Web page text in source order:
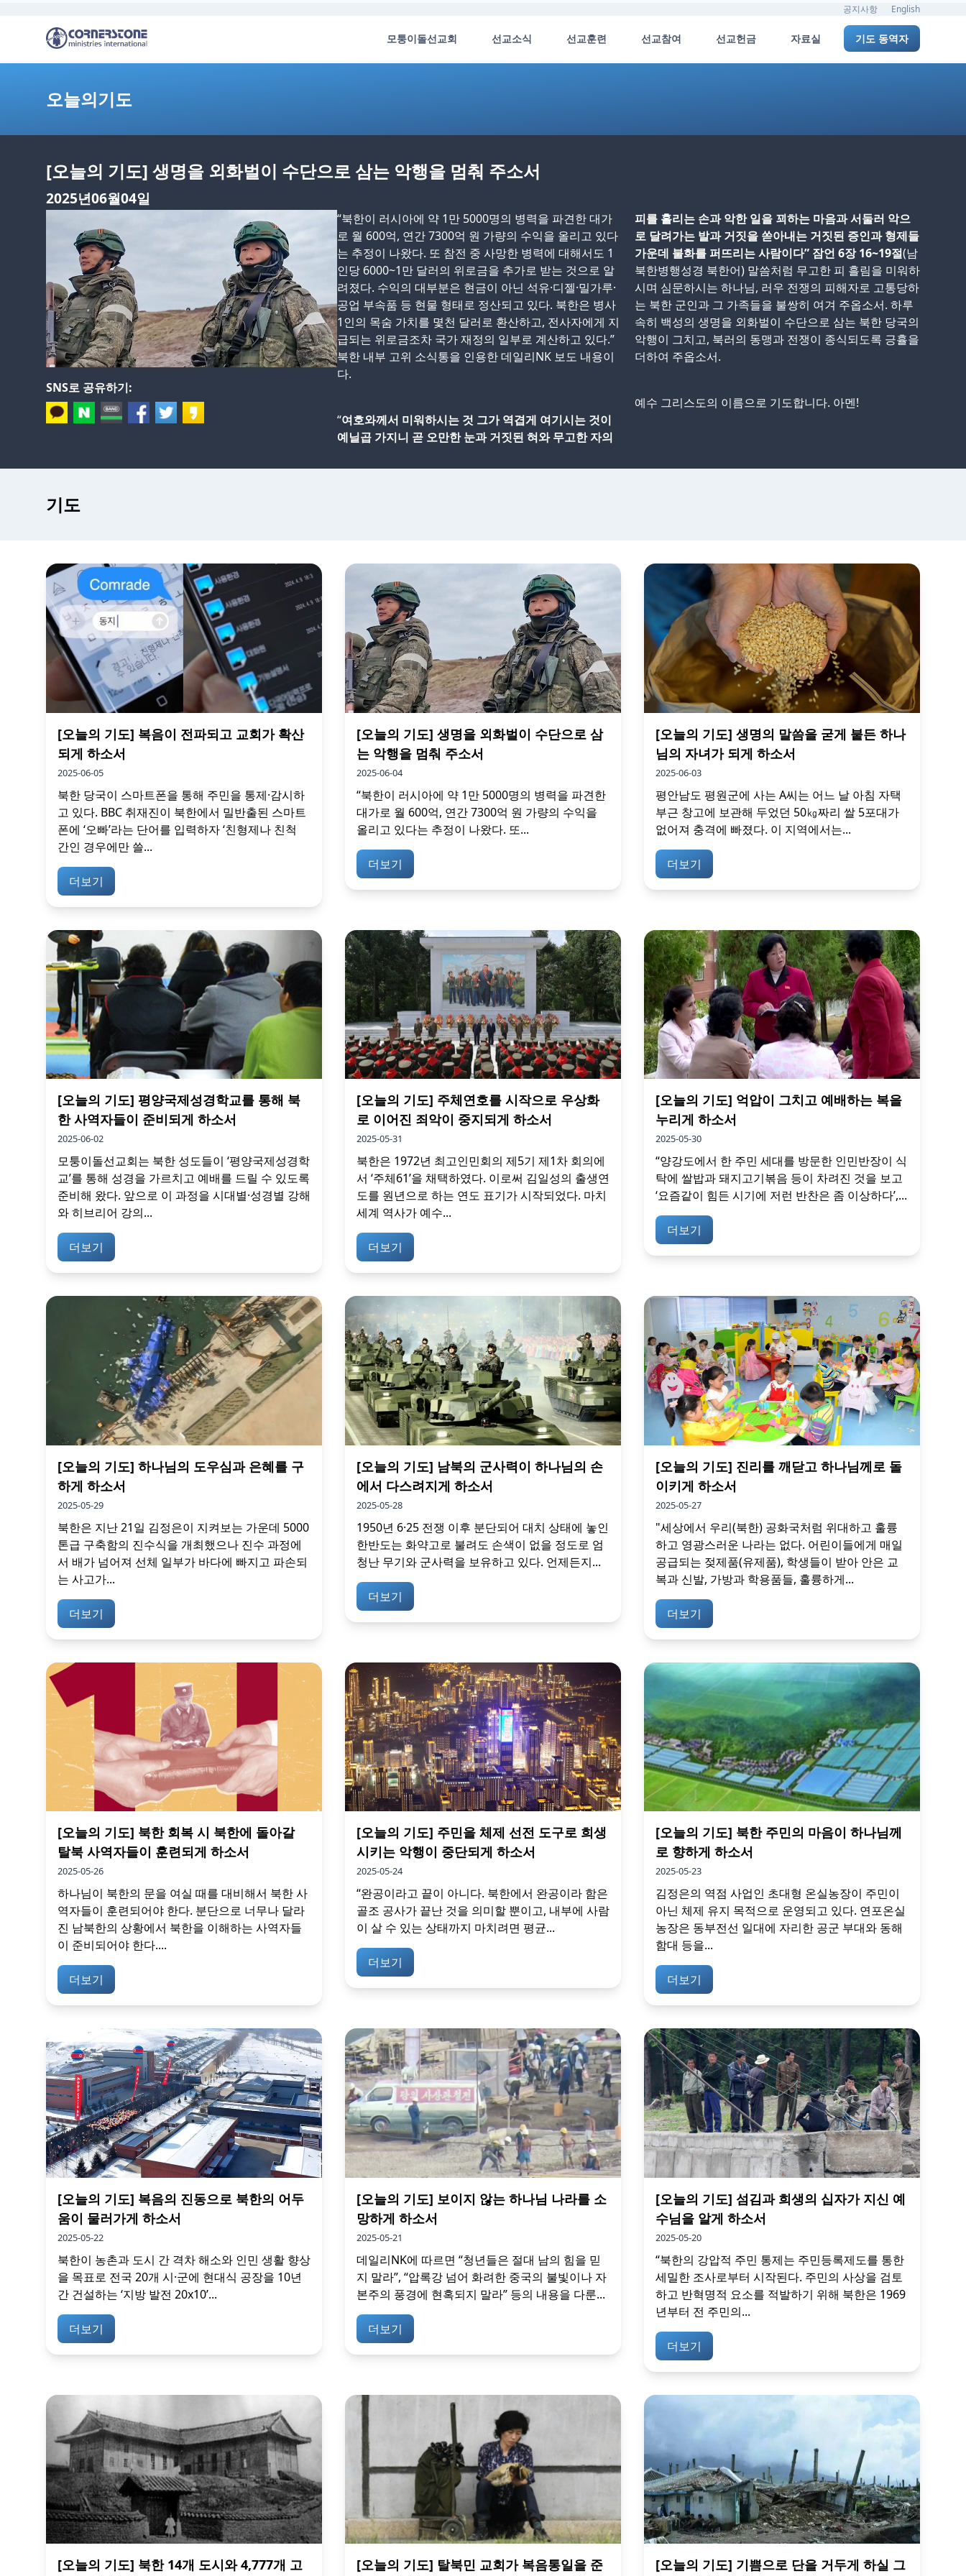
공지사항 English
모퉁이돌선교회 선교소식 선교훈련 선교참여 선교헌금 자료실 기도 동역자
오늘의기도
[오늘의 기도] 생명을 외화벌이 수단으로 삼는 악행을 멈춰 주소서
2025년06월04일
SNS로 공유하기:
“북한이 러시아에 약 1만 5000명의 병력을 파견한 대가
로 월 600억, 연간 7300억 원 가량의 수익을 올리고 있다
는 추정이 나왔다. 또 참전 중 사망한 병력에 대해서도 1
인당 6000~1만 달러의 위로금을 추가로 받는 것으로 알
려졌다. 수익의 대부분은 현금이 아닌 석유·디젤·밀가루·
공업 부속품 등 현물 형태로 정산되고 있다. 북한은 병사
1인의 목숨 가치를 몇천 달러로 환산하고, 전사자에게 지
급되는 위로금조차 국가 재정의 일부로 계산하고 있다.”
북한 내부 고위 소식통을 인용한 데일리NK 보도 내용이
다.
“여호와께서 미워하시는 것 그가 역겹게 여기시는 것이
예닐곱 가지니 곧 오만한 눈과 거짓된 혀와 무고한 자의
피를 흘리는 손과 악한 일을 꾀하는 마음과 서둘러 악으
로 달려가는 발과 거짓을 쏟아내는 거짓된 증인과 형제들
가운데 불화를 퍼뜨리는 사람이다” 잠언 6장 16~19절(남
북한병행성경 북한어) 말씀처럼 무고한 피 흘림을 미워하
시며 심문하시는 하나님, 러우 전쟁의 피해자로 고통당하
는 북한 군인과 그 가족들을 불쌍히 여겨 주옵소서. 하루
속히 백성의 생명을 외화벌이 수단으로 삼는 북한 당국의
악행이 그치고, 북러의 동맹과 전쟁이 종식되도록 긍휼을
더하여 주옵소서.
예수 그리스도의 이름으로 기도합니다. 아멘!
기도
[오늘의 기도] 복음이 전파되고 교회가 확산
되게 하소서
2025-06-05
북한 당국이 스마트폰을 통해 주민을 통제·감시하
고 있다. BBC 취재진이 북한에서 밀반출된 스마트
폰에 ‘오빠’라는 단어를 입력하자 ‘친형제나 친척
간인 경우에만 쓸...
더보기
[오늘의 기도] 생명을 외화벌이 수단으로 삼
는 악행을 멈춰 주소서
2025-06-04
“북한이 러시아에 약 1만 5000명의 병력을 파견한
대가로 월 600억, 연간 7300억 원 가량의 수익을
올리고 있다는 추정이 나왔다. 또...
더보기
[오늘의 기도] 생명의 말씀을 굳게 붙든 하나
님의 자녀가 되게 하소서
2025-06-03
평안남도 평원군에 사는 A씨는 어느 날 아침 자택
부근 창고에 보관해 두었던 50㎏짜리 쌀 5포대가
없어져 충격에 빠졌다. 이 지역에서는...
더보기
[오늘의 기도] 평양국제성경학교를 통해 북
한 사역자들이 준비되게 하소서
2025-06-02
모퉁이돌선교회는 북한 성도들이 ‘평양국제성경학
교’를 통해 성경을 가르치고 예배를 드릴 수 있도록
준비해 왔다. 앞으로 이 과정을 시대별·성경별 강해
와 히브리어 강의...
더보기
[오늘의 기도] 주체연호를 시작으로 우상화
로 이어진 죄악이 중지되게 하소서
2025-05-31
북한은 1972년 최고인민회의 제5기 제1차 회의에
서 ‘주체61’을 채택하였다. 이로써 김일성의 출생연
도를 원년으로 하는 연도 표기가 시작되었다. 마치
세계 역사가 예수...
더보기
[오늘의 기도] 억압이 그치고 예배하는 복을
누리게 하소서
2025-05-30
“양강도에서 한 주민 세대를 방문한 인민반장이 식
탁에 쌀밥과 돼지고기볶음 등이 차려진 것을 보고
‘요즘같이 힘든 시기에 저런 반찬은 좀 이상하다’,...
더보기
[오늘의 기도] 하나님의 도우심과 은혜를 구
하게 하소서
2025-05-29
북한은 지난 21일 김정은이 지켜보는 가운데 5000
톤급 구축함의 진수식을 개최했으나 진수 과정에
서 배가 넘어져 선체 일부가 바다에 빠지고 파손되
는 사고가...
더보기
[오늘의 기도] 남북의 군사력이 하나님의 손
에서 다스려지게 하소서
2025-05-28
1950년 6·25 전쟁 이후 분단되어 대치 상태에 놓인
한반도는 화약고로 불려도 손색이 없을 정도로 엄
청난 무기와 군사력을 보유하고 있다. 언제든지...
더보기
[오늘의 기도] 진리를 깨닫고 하나님께로 돌
이키게 하소서
2025-05-27
"세상에서 우리(북한) 공화국처럼 위대하고 훌륭
하고 영광스러운 나라는 없다. 어린이들에게 매일
공급되는 젖제품(유제품), 학생들이 받아 안은 교
복과 신발, 가방과 학용품들, 훌륭하게...
더보기
[오늘의 기도] 북한 회복 시 북한에 돌아갈
탈북 사역자들이 훈련되게 하소서
2025-05-26
하나님이 북한의 문을 여실 때를 대비해서 북한 사
역자들이 훈련되어야 한다. 분단으로 너무나 달라
진 남북한의 상황에서 북한을 이해하는 사역자들
이 준비되어야 한다....
더보기
[오늘의 기도] 주민을 체제 선전 도구로 희생
시키는 악행이 중단되게 하소서
2025-05-24
“완공이라고 끝이 아니다. 북한에서 완공이라 함은
골조 공사가 끝난 것을 의미할 뿐이고, 내부에 사람
이 살 수 있는 상태까지 마치려면 평균...
더보기
[오늘의 기도] 북한 주민의 마음이 하나님께
로 향하게 하소서
2025-05-23
김정은의 역점 사업인 초대형 온실농장이 주민이
아닌 체제 유지 목적으로 운영되고 있다. 연포온실
농장은 동부전선 일대에 자리한 공군 부대와 동해
함대 등을...
더보기
[오늘의 기도] 복음의 진동으로 북한의 어두
움이 물러가게 하소서
2025-05-22
북한이 농촌과 도시 간 격차 해소와 인민 생활 향상
을 목표로 전국 20개 시·군에 현대식 공장을 10년
간 건설하는 ‘지방 발전 20x10’...
더보기
[오늘의 기도] 보이지 않는 하나님 나라를 소
망하게 하소서
2025-05-21
데일리NK에 따르면 “청년들은 절대 남의 힘을 믿
지 말라”, “압록강 넘어 화려한 중국의 불빛이나 자
본주의 풍경에 현혹되지 말라” 등의 내용을 다룬...
더보기
[오늘의 기도] 섬김과 희생의 십자가 지신 예
수님을 알게 하소서
2025-05-20
“북한의 강압적 주민 통제는 주민등록제도를 통한
세밀한 조사로부터 시작된다. 주민의 사상을 검토
하고 반혁명적 요소를 적발하기 위해 북한은 1969
년부터 전 주민의...
더보기
[오늘의 기도] 북한 14개 도시와 4,777개 고
[오늘의 기도] 탈북민 교회가 복음통일을 준
[오늘의 기도] 기쁨으로 단을 거두게 하실 그